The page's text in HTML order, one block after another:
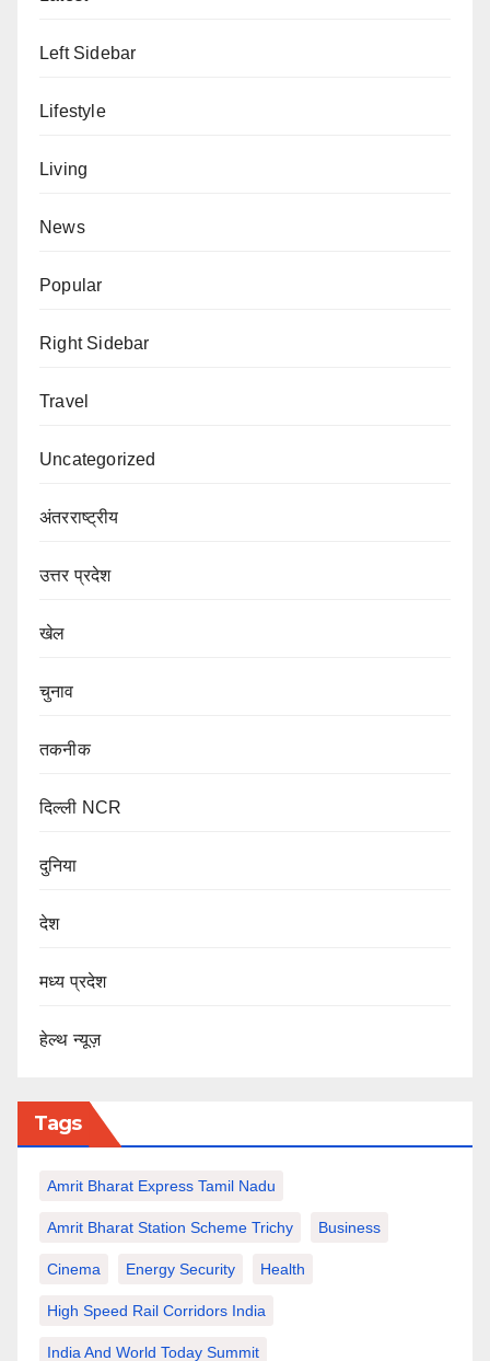
Left Sidebar
Lifestyle
Living
News
Popular
Right Sidebar
Travel
Uncategorized
अंतरराष्ट्रीय
उत्तर प्रदेश
खेल
चुनाव
तकनीक
दिल्ली NCR
दुनिया
देश
मध्य प्रदेश
हेल्थ न्यूज़
Tags
Amrit Bharat Express Tamil Nadu
Amrit Bharat Station Scheme Trichy Business
Cinema Energy Security Health
High Speed Rail Corridors India
India And World Today Summit